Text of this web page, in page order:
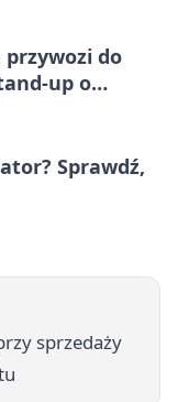
przywozi do
up o
Sprawdź,
sprzedaży